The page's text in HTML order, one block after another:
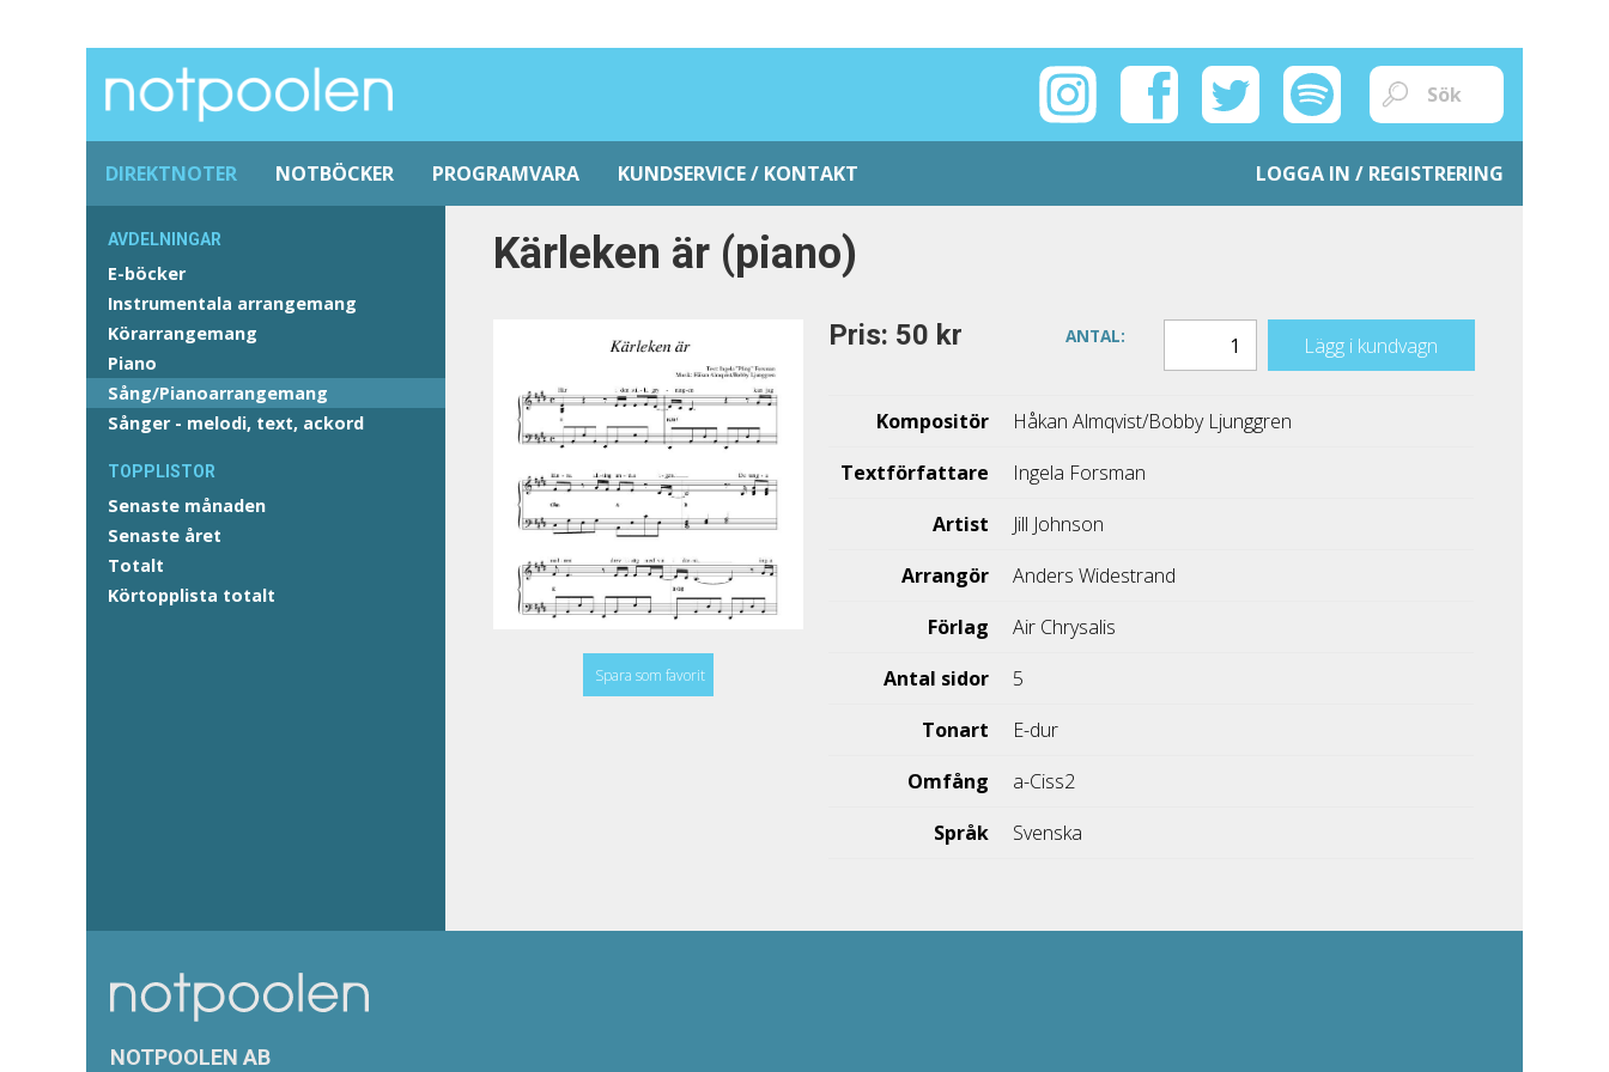
DIREKTNOTER NOTBÖCKER PROGRAMVARA KUNDSERVICE / KONTAKT LOGGA IN / REGISTRERING
AVDELNINGAR
E-böcker
Instrumentala arrangemang
Körarrangemang
Piano
Sång/Pianoarrangemang
Sånger - melodi, text, ackord
TOPPLISTOR
Senaste månaden
Senaste året
Totalt
Körtopplista totalt
Kärleken är (piano)
Spara som favorit
Pris: 50 kr ANTAL: Lägg i kundvagn
Kompositör
Håkan Almqvist/Bobby Ljunggren
Textförfattare
Ingela Forsman
Artist
Jill Johnson
Arrangör
Anders Widestrand
Förlag
Air Chrysalis
Antal sidor
5
Tonart
E-dur
Omfång
a-Ciss2
Språk
Svenska
NOTPOOLEN AB